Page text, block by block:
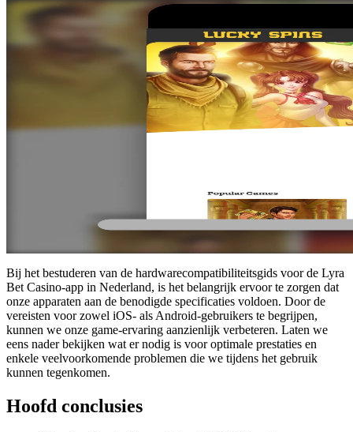
Bij het bestuderen van de hardwarecompatibiliteitsgids voor de Lyra
Bet Casino-app in Nederland, is het belangrijk ervoor te zorgen dat
onze apparaten aan de benodigde specificaties voldoen. Door de
vereisten voor zowel iOS- als Android-gebruikers te begrijpen,
kunnen we onze game-ervaring aanzienlijk verbeteren. Laten we
eens nader bekijken wat er nodig is voor optimale prestaties en
enkele veelvoorkomende problemen die we tijdens het gebruik
kunnen tegenkomen.
Hoofd conclusies